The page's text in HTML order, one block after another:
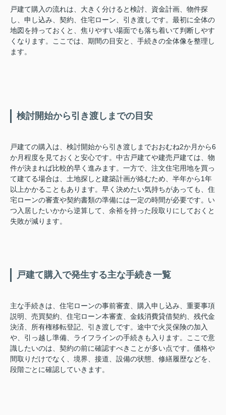
戸建て購入の流れは、大きく分けると検討、資金計画、物件探
し、申し込み、契約、住宅ローン、引き渡しです。最初に全体の
地図を持っておくと、焦りやすい場面でも落ち着いて判断しやす
くなります。ここでは、期間の目安と、手続きの全体像を整理し
ます。
検討開始から引き渡しまでの目安
戸建ての購入は、検討開始から引き渡しまでおおむね2か月から6
か月程度を見ておくと安心です。中古戸建てや建売戸建ては、物
件が決まれば比較的早く進みます。一方で、注文住宅用地を買っ
て建てる場合は、土地探しと建築計画が絡むため、半年から1年
以上かかることもあります。早く決めたい気持ちがあっても、住
宅ローンの審査や契約書類の準備には一定の時間が必要です。い
つ入居したいかから逆算して、余裕を持った段取りにしておくと
失敗が減ります。
戸建て購入で発生する主な手続き一覧
主な手続きは、住宅ローンの事前審査、購入申し込み、重要事項
説明、売買契約、住宅ローン本審査、金銭消費貸借契約、残代金
決済、所有権移転登記、引き渡しです。途中で火災保険の加入
や、引っ越し準備、ライフラインの手続きも入ります。ここで意
識したいのは、契約の前に確認すべきことが多い点です。価格や
間取りだけでなく、境界、接道、設備の状態、修繕履歴などを、
段階ごとに確認していきます。